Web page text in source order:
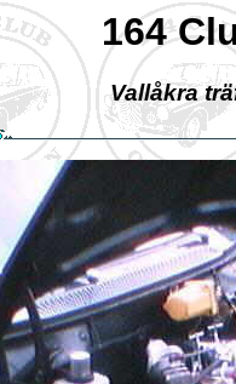
164
Vallåkra